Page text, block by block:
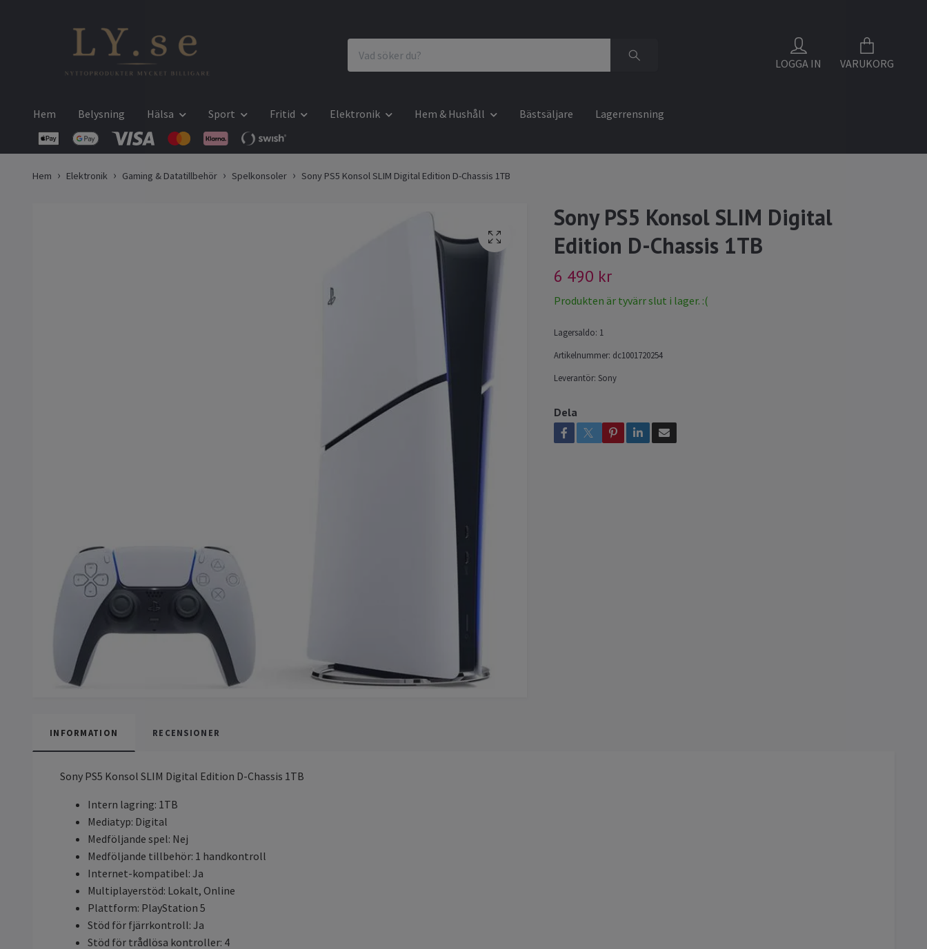
LOGGA IN VARUKORG
Hem Belysning Hälsa Sport Fritid Elektronik Hem & Hushåll Bästsäljare Lagerrensning
Hem Elektronik Gaming & Datatillbehör Spelkonsoler Sony PS5 Konsol SLIM Digital Edition D-Chassis 1TB
Sony PS5 Konsol SLIM Digital
Edition D-Chassis 1TB
6 490 kr
Produkten är tyvärr slut i lager. :(
Lagersaldo: 1
Artikelnummer: dc1001720254
Leverantör: Sony
Dela
INFORMATION RECENSIONER
Sony PS5 Konsol SLIM Digital Edition D-Chassis 1TB
Intern lagring: 1TB
Mediatyp: Digital
Medföljande spel: Nej
Medföljande tillbehör: 1 handkontroll
Internet-kompatibel: Ja
Multiplayerstöd: Lokalt, Online
Plattform: PlayStation 5
Stöd för fjärrkontroll: Ja
Stöd för trådlösa kontroller: 4